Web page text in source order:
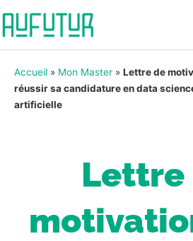
Accueil » Mon Master » Lettre de
réussir sa candidature en data
artificielle
Lettre